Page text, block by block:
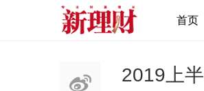
首页
2019上